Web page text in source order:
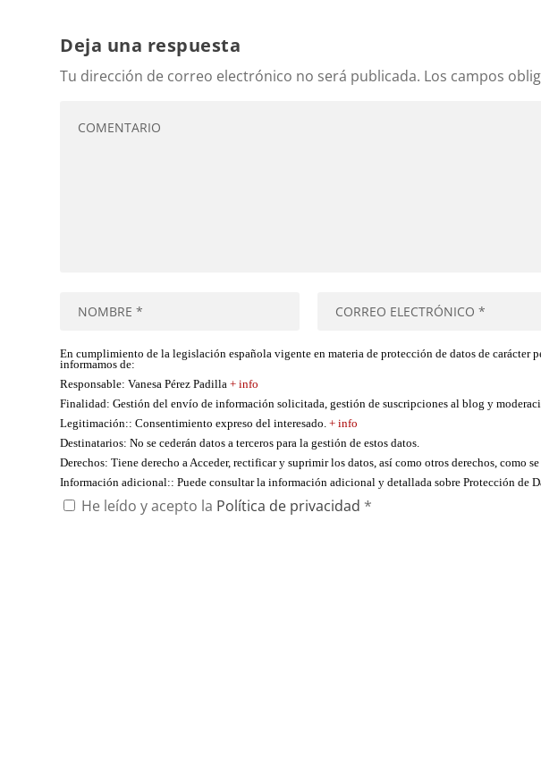
Deja una respuesta
Tu dirección de correo electrónico no será publicada. Los campos
En cumplimiento de la legislación española vigente en materia de protección de datos de carácter
informamos de:
Responsable: Vanesa Pérez Padilla+ info
Finalidad: Gestión del envío de información solicitada, gestión de suscripciones al blog y
Legitimación:: Consentimiento expreso del interesado.+ info
Destinatarios: No se cederán datos a terceros para la gestión de estos datos.
Derechos: Tiene derecho a Acceder, rectificar y suprimir los datos, así como otros derechos, como
Información adicional:: Puede consultar la información adicional y detallada sobre Protección de
He leído y acepto la Política de privacidad *